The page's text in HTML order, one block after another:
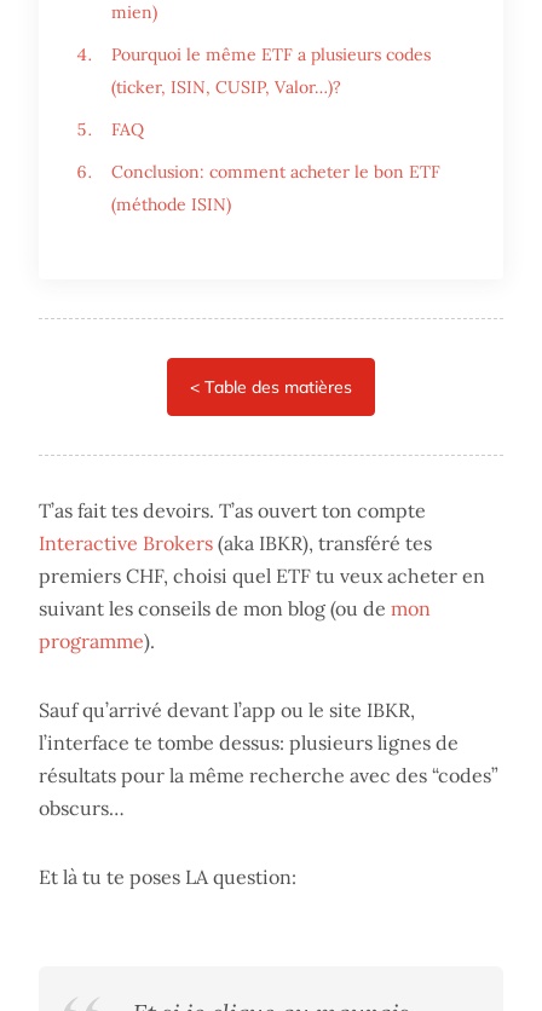
mien)
Pourquoi le même ETF a plusieurs codes
(ticker, ISIN, CUSIP, Valor…)?
FAQ
Conclusion: comment acheter le bon ETF
(méthode ISIN)
T’as fait tes devoirs. T’as ouvert ton compte
Interactive Brokers (aka IBKR), transféré tes
premiers CHF, choisi quel ETF tu veux acheter en
suivant les conseils de mon blog (ou de mon
programme).
Sauf qu’arrivé devant l’app ou le site IBKR,
l’interface te tombe dessus: plusieurs lignes de
résultats pour la même recherche avec des “codes”
obscurs…
Et là tu te poses LA question: